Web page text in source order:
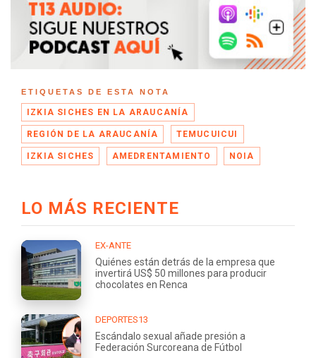
ETIQUETAS DE ESTA NOTA
IZKIA SICHES EN LA ARAUCANÍA
REGIÓN DE LA ARAUCANÍA TEMUCUICUI
IZKIA SICHES AMEDRENTAMIENTO NOIA
LO MÁS RECIENTE
EX-ANTE
Quiénes están detrás de la empresa que
invertirá US$ 50 millones para producir
chocolates en Renca
DEPORTES13
Escándalo sexual añade presión a
Federación Surcoreana de Fútbol